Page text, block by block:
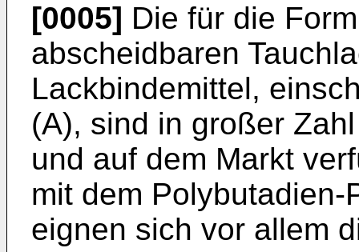
[0005] Die für die
abscheidbaren
Lackbindemittel,
(A), sind in großer
und auf dem Markt
mit dem
eignen sich vor allem